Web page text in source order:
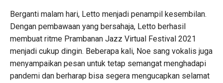
Berganti malam hari, Letto menjadi penampil kesembilan.
Dengan pembawaan yang bersahaja, Letto berhasil
membuat ritme Prambanan Jazz Virtual Festival 2021
menjadi cukup dingin. Beberapa kali, Noe sang vokalis juga
menyampaikan pesan untuk tetap semangat menghadapi
pandemi dan berharap bisa segera mengucapkan selamat